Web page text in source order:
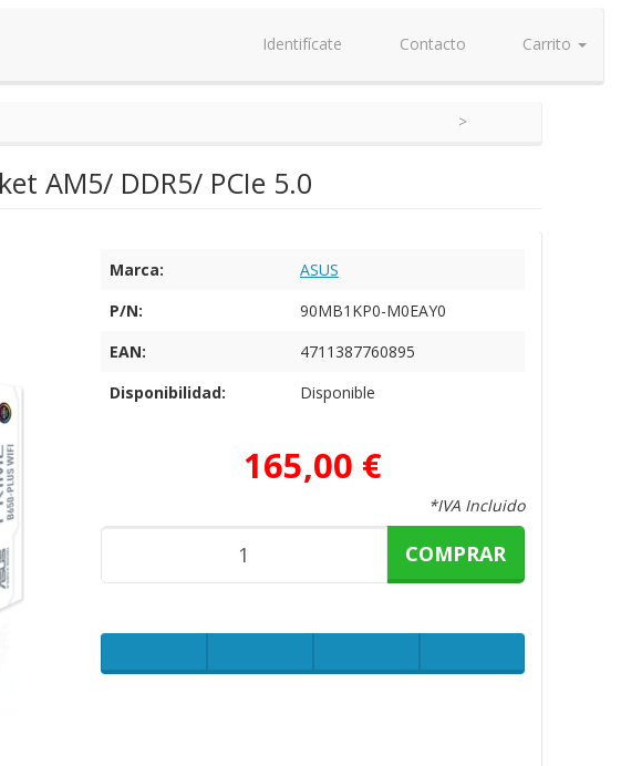
Identifícate Contacto Carrito
AM5/ DDR5/ PCIe 5.0
Marca:
ASUS
P/N:
90MB1KP0-M0EAY0
EAN:
4711387760895
Disponibilidad:
Disponible
165,00 €
*IVA Incluido
COMPRAR